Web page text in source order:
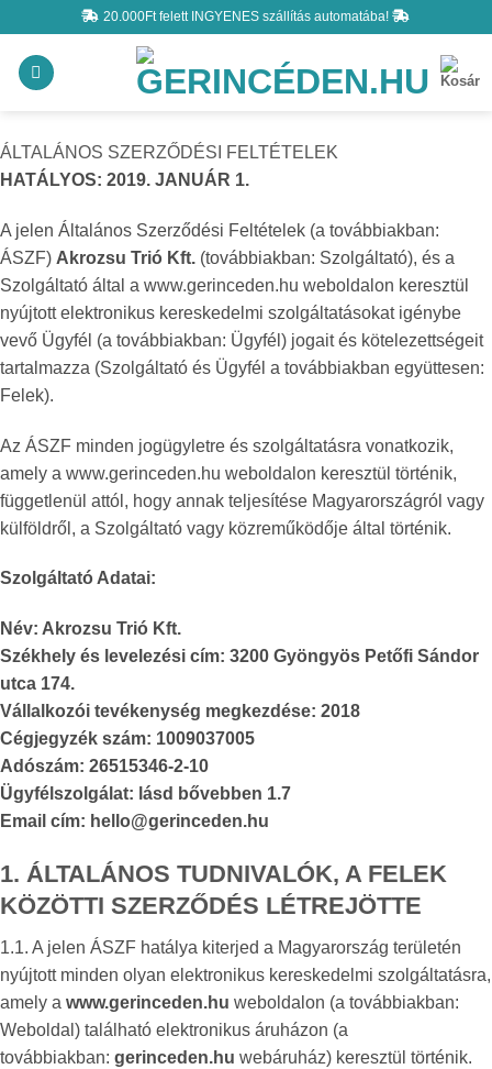
to
content
20.000Ft felett INGYENES szállítás automatába!
ÁLTALÁNOS SZERZŐDÉSI FELTÉTELEK
HATÁLYOS: 2019. JANUÁR 1.
A jelen Általános Szerződési Feltételek (a továbbiakban:
ÁSZF) Akrozsu Trió Kft. (továbbiakban: Szolgáltató), és a
Szolgáltató által a www.gerinceden.hu weboldalon keresztül
nyújtott elektronikus kereskedelmi szolgáltatásokat igénybe
vevő Ügyfél (a továbbiakban: Ügyfél) jogait és kötelezettségeit
tartalmazza (Szolgáltató és Ügyfél a továbbiakban együttesen:
Felek).
Az ÁSZF minden jogügyletre és szolgáltatásra vonatkozik,
amely a www.gerinceden.hu weboldalon keresztül történik,
függetlenül attól, hogy annak teljesítése Magyarországról vagy
külföldről, a Szolgáltató vagy közreműködője által történik.
Szolgáltató Adatai:
Név: Akrozsu Trió Kft.
Székhely és levelezési cím: 3200 Gyöngyös Petőfi Sándor
utca 174.
Vállalkozói tevékenység megkezdése: 2018
Cégjegyzék szám: 1009037005
Adószám: 26515346-2-10
Ügyfélszolgálat: lásd bővebben 1.7
Email cím: hello@gerinceden.hu
1. ÁLTALÁNOS TUDNIVALÓK, A FELEK
KÖZÖTTI SZERZŐDÉS LÉTREJÖTTE
1.1. A jelen ÁSZF hatálya kiterjed a Magyarország területén
nyújtott minden olyan elektronikus kereskedelmi szolgáltatásra,
amely a www.gerinceden.hu weboldalon (a továbbiakban:
Weboldal) található elektronikus áruházon (a
továbbiakban: gerinceden.hu webáruház) keresztül történik.